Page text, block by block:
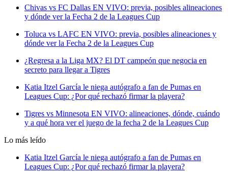
Chivas vs FC Dallas EN VIVO: previa, posibles alineaciones
y dónde ver la Fecha 2 de la Leagues Cup
Toluca vs LAFC EN VIVO: previa, posibles alineaciones y
dónde ver la Fecha 2 de la Leagues Cup
¿Regresa a la Liga MX? El DT campeón que negocia en
secreto para llegar a Tigres
Katia Itzel García le niega autógrafo a fan de Pumas en
Leagues Cup: ¿Por qué rechazó firmar la playera?
Tigres vs Minnesota EN VIVO: alineaciones, dónde, cuándo
y a qué hora ver el juego de la fecha 2 de la Leagues Cup
Lo más leído
Katia Itzel García le niega autógrafo a fan de Pumas en
Leagues Cup: ¿Por qué rechazó firmar la playera?